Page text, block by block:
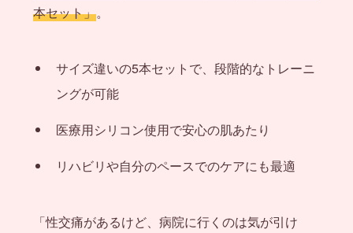
本セット」。
サイズ違いの5本セットで、段階的なトレーニ
ングが可能
医療用シリコン使用で安心の肌あたり
リハビリや自分のペースでのケアにも最適
「性交痛があるけど、病院に行くのは気が引け